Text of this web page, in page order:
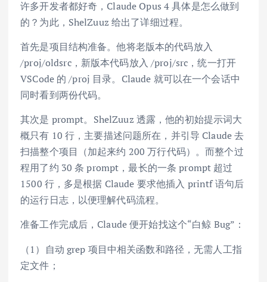
许多开发者都好奇，Claude Opus 4 具体是怎么做到
的？为此，ShelZuuz 给出了详细过程。
首先是项目结构准备。他将老版本的代码放入
/proj/oldsrc，新版本代码放入 /proj/src，统一打开
VSCode 的 /proj 目录。Claude 就可以在一个会话中
同时看到两份代码。
其次是 prompt。ShelZuuz 透露，他的初始提示词大
概只有 10 行，主要描述问题所在，并引导 Claude 去
扫描整个项目（加起来约 200 万行代码）。而整个过
程用了约 30 条 prompt，最长的一条 prompt 超过
1500 行，多是根据 Claude 要求他插入 printf 语句后
的运行日志，以便理解代码流程。
准备工作完成后，Claude 便开始找这个“白鲸 Bug”：
（1）自动 grep 项目中相关函数和路径，无需人工指
定文件；